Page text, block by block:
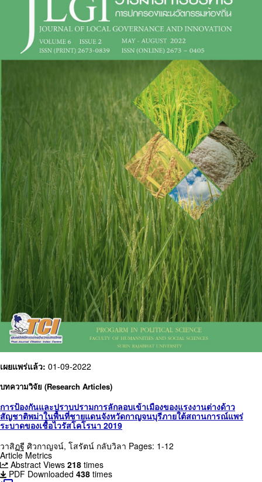
เผยแพร่แล้ว: 01-09-2022
บทความวิจัย (Research Articles)
การป้องกันและปราบปรามการลักลอบเข้าเมืองของแรงงานต่างด้าว
สัญชาติพม่าในพื้นที่ชายแดนจังหวัดกาญจนบุรีภายใต้สถานการณ์แพร่
ระบาดของเชื้อไวรัสโคโรนา 2019
วาสิฏฐี ศิวกาญจน์, โสรัตน์ กลับวิลา Pages: 1-12
Article Metrics
Abstract Views 218 times
PDF Downloaded 438times